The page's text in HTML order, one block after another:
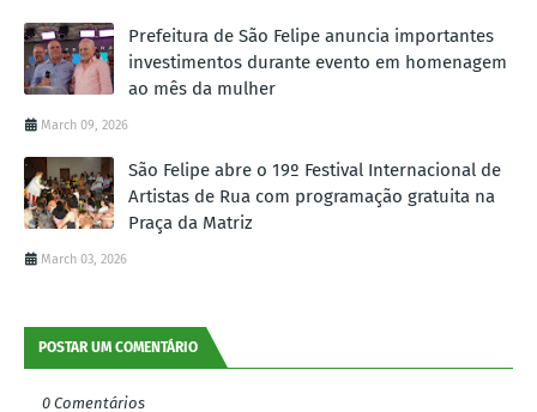
Prefeitura de São Felipe anuncia importantes
investimentos durante evento em homenagem
ao mês da mulher
March 09, 2026
São Felipe abre o 19º Festival Internacional de
Artistas de Rua com programação gratuita na
Praça da Matriz
March 03, 2026
POSTAR UM COMENTÁRIO
0 Comentários